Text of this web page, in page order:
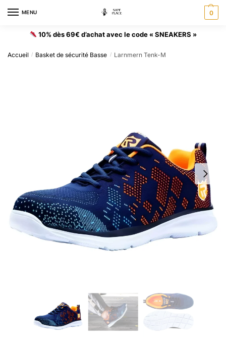
MENU 0
10% dès 69€ d’achat avec le code « SNEAKERS »
Accueil / Basket de sécurité Basse / Larnmern Tenk-M